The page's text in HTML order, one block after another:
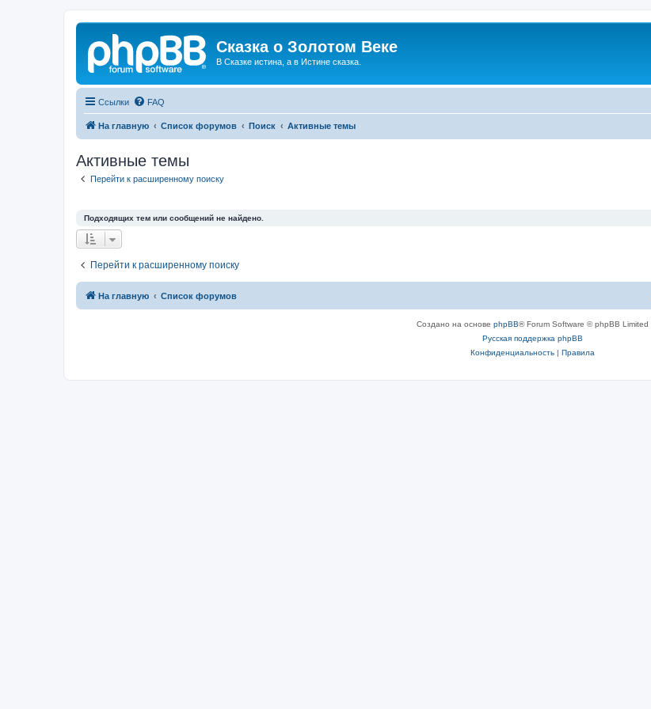
Сказка о Золотом Веке
В Сказке истина, а в Истине сказка.
Ссылки FAQ
На главную Список форумов Поиск Активные темы
Активные темы
Перейти к расширенному поиску
Подходящих тем или сообщений не найдено.
Перейти к расширенному поиску
На главную Список форумов
Создано на основе phpBB® Forum Software © phpBB Limited
Русская поддержка phpBB
Конфиденциальность| Правила